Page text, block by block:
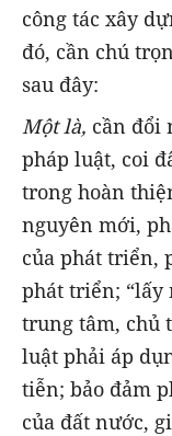
công tác xây
đó, cần chú
sau đây:
Một là, cần đổi
pháp luật, coi
trong hoàn
nguyên mới,
của phát triển,
phát triển; “lấy
trung tâm, chủ
luật phải áp
tiễn; bảo đảm
của đất nước,